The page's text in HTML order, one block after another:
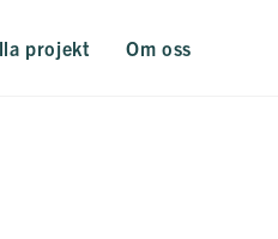
projekt Om oss